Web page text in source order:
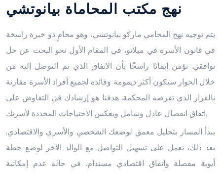
نهج مكتب المحاماة بيانوتشي
يتم توجيه نهج المحامي ماركو بيانوتشي، وهو محامٍ ذو خبرة راسخة
في قانون الأسرة في ميلانو، في المقام الأول نحو البحث عن حل
توافقي. نؤمن إيمانًا راسخًا بأن الاتفاق الذي تم التوصل إليه من
خلال الحوار سيكون أكثر ديمومة وفائدة لجميع أفراد الأسرة مقارنة
بالقرار الذي تفرضه المحكمة. هدفنا هو إرشادك في التفاوض على
اتفاق انفصال عادل وشامل ويعكس الاحتياجات المحددة لأسرتك.
يبدأ المسار بتحليل معمق لوضعك الشخصي والأسري والاقتصادي.
بعد ذلك، نعمل على تسهيل التواصل مع الوالد الآخر لوضع خطة
أبوية مفصلة واتفاق اقتصادي مستدام. في حالة عدم إمكانية